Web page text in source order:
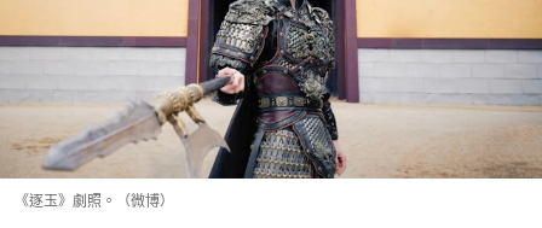
《逐玉》劇照。（微博）